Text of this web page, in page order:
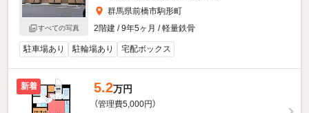
すべての写真
群馬県前橋市駒形町
2階建 / 9年5ヶ月 / 軽量鉄骨
駐車場あり 駐輪場あり 宅配ボックス
新着 5.2万円
（管理費5,000円）